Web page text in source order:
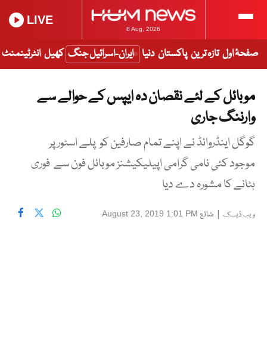
8 Aug, 2026
LIVE
صفحۂ اول تازہ ترین پاکستان دنیا ایران-اسرائیل جنگ کھیل انٹرٹینمنٹ
موبائل کے لئے نقصان دہ ایپس کے حوالے سے
وارننگ جاری
گوگل اینڈروائڈ نے اپنے تمام صارفین کو پلے اسٹور پر
موجود کئی نامی گرامی اپیلیکیشنز موبائل فون سے فوری
ہٹانے کا مشورہ دے دیا
ویب ڈیسک | شائع August 23, 2019 1:01 PM